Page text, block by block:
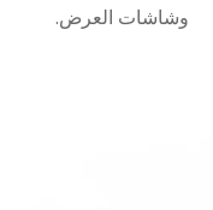
وشاشات العرض.